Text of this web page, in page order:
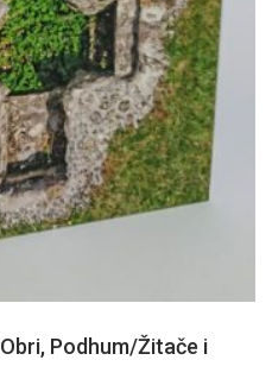
Podhum/Žitače i